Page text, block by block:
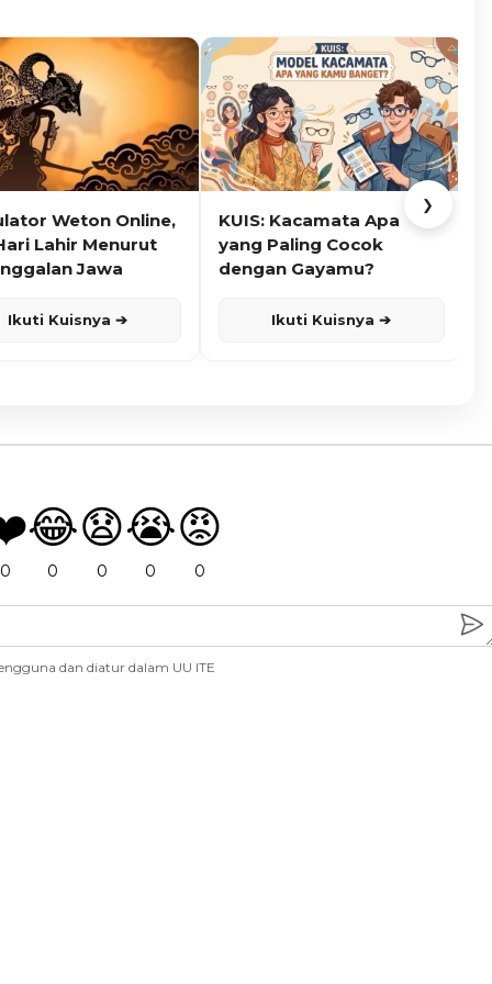
Weton Online,
Lahir Menurut
Jawa
Ikuti Kuisnya ➔
KUIS: Kacamata Apa
yang Paling Cocok
dengan Gayamu?
Ikuti Kuisnya ➔
❯
0
😂
0
😧
0
😭
0
😡
0
dan diatur dalam UU ITE